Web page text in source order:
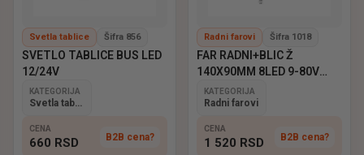
Svetla tablice Šifra 856
SVETLO TABLICE BUS LED
12/24V
KATEGORIJA
Svetla tablice
CENA
660 RSD B2B cena?
Radni farovi Šifra 1018
FAR RADNI+BLIC Ž
140X90MM 8LED 9-80V
EMARK
KATEGORIJA
Radni farovi
CENA
1 520 RSD B2B cena?